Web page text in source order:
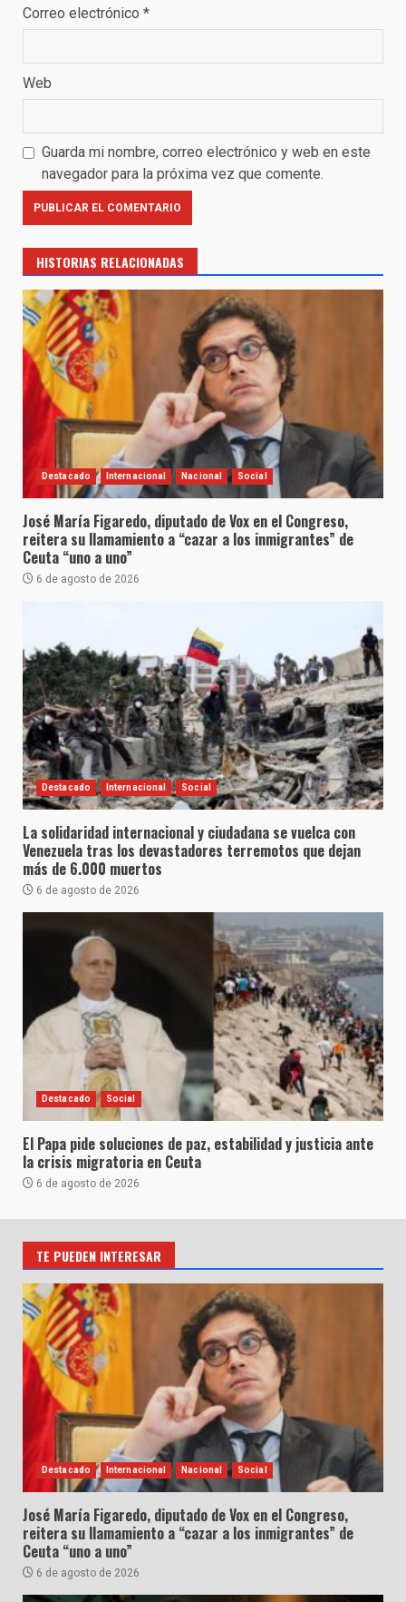
Correo electrónico *
Web
Guarda mi nombre, correo electrónico y web en este
navegador para la próxima vez que comente.
HISTORIAS RELACIONADAS
Destacado Internacional Nacional Social
José María Figaredo, diputado de Vox en el Congreso,
reitera su llamamiento a “cazar a los inmigrantes” de
Ceuta “uno a uno”
6 de agosto de 2026
Destacado Internacional Social
La solidaridad internacional y ciudadana se vuelca con
Venezuela tras los devastadores terremotos que dejan
más de 6.000 muertos
6 de agosto de 2026
Destacado Social
El Papa pide soluciones de paz, estabilidad y justicia ante
la crisis migratoria en Ceuta
6 de agosto de 2026
TE PUEDEN INTERESAR
Destacado Internacional Nacional Social
José María Figaredo, diputado de Vox en el Congreso,
reitera su llamamiento a “cazar a los inmigrantes” de
Ceuta “uno a uno”
6 de agosto de 2026